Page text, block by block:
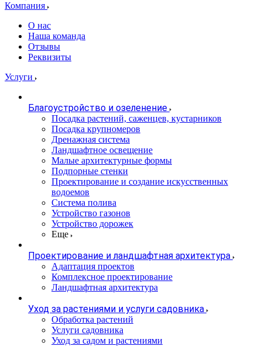
Компания
О нас
Наша команда
Отзывы
Реквизиты
Услуги
Благоустройство и озеленение
Посадка растений, саженцев, кустарников
Посадка крупномеров
Дренажная система
Ландшафтное освещение
Малые архитектурные формы
Подпорные стенки
Проектирование и создание искусственных
водоемов
Система полива
Устройство газонов
Устройство дорожек
Еще
Проектирование и ландшафтная архитектура
Адаптация проектов
Комплексное проектирование
Ландшафтная архитектура
Уход за растениями и услуги садовника
Обработка растений
Услуги садовника
Уход за садом и растениями